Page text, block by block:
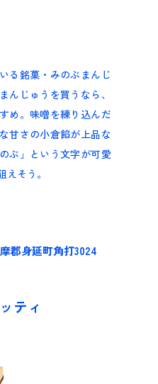
る銘菓・みのぶまんじ
んじゅうを買うなら、
め。味噌を練り込んだ
甘さの小倉餡が上品な
ぶ」という文字が可愛
そう。
郡身延町角打3024
ティ